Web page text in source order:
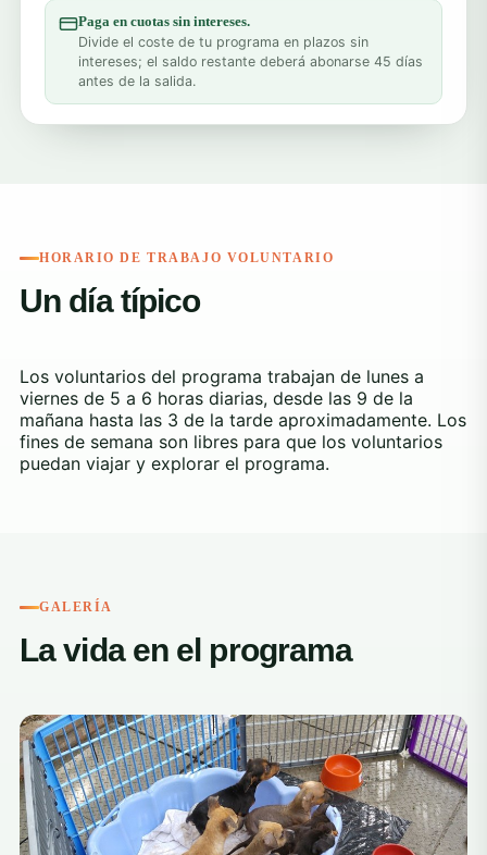
Paga en cuotas sin intereses.
Divide el coste de tu programa en plazos sin
intereses; el saldo restante deberá abonarse 45 días
antes de la salida.
HORARIO DE TRABAJO VOLUNTARIO
Un día típico
Los voluntarios del programa trabajan de lunes a
viernes de 5 a 6 horas diarias, desde las 9 de la
mañana hasta las 3 de la tarde aproximadamente. Los
fines de semana son libres para que los voluntarios
puedan viajar y explorar el programa.
GALERÍA
La vida en el programa